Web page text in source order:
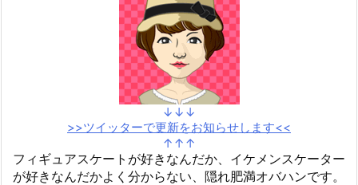
↓↓↓
>>ツイッターで更新をお知らせします<<
↑↑↑
フィギュアスケートが好きなんだか、イケメンスケーター
が好きなんだかよく分からない、隠れ肥満オバハンです。